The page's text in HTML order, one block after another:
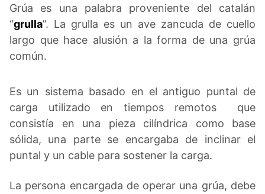
Grúa es una palabra proveniente del catalán
“grulla”. La grulla es un ave zancuda de cuello
largo que hace alusión a la forma de una grúa
común.
Es un sistema basado en el antiguo puntal de
carga utilizado en tiempos remotos que
consistía en una pieza cilíndrica como base
sólida, una parte se encargaba de inclinar el
puntal y un cable para sostener la carga.
La persona encargada de operar una grúa, debe